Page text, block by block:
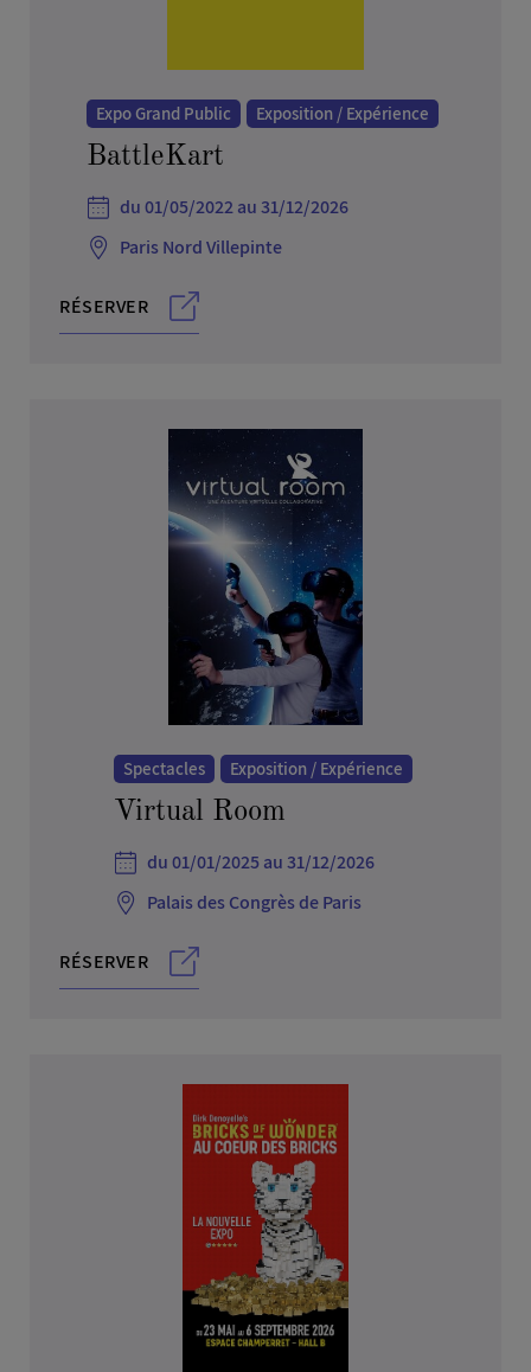
Banque, finance, juridique et audit
Batiment et travaux publics
Collectivités et institutionnels
Commerce et distribution
Défense, militaire, aéronaval & aviation
Environnement
Hygiène, beauté et coiffure
Industrie, recherche et sciences
Informatique, télécom et multimédia
Professions Libérales
Santé, médecine et biotechnologies
Tourisme, sports et loisirs
Transport et logistique
Vie sociale
Expo Grand Public Exposition / Expérience
BattleKart
du 01/05/2022 au 31/12/2026
Paris Nord Villepinte
RÉSERVER
Spectacles Exposition / Expérience
Virtual Room
du 01/01/2025 au 31/12/2026
Palais des Congrès de Paris
RÉSERVER